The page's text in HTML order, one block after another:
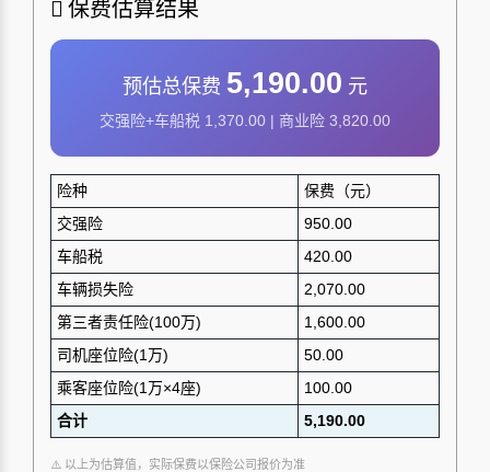
保费估算结果
预估总保费 5,190.00 元
交强险+车船税 1,370.00 | 商业险 3,820.00
险种
保费（元）
交强险
950.00
车船税
420.00
车辆损失险
2,070.00
第三者责任险(100万)
1,600.00
司机座位险(1万)
50.00
乘客座位险(1万×4座)
100.00
合计
5,190.00
⚠️ 以上为估算值，实际保费以保险公司报价为准